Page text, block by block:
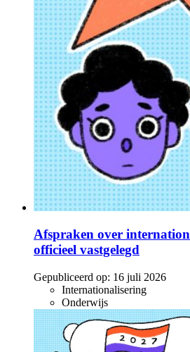
Afspraken over
officieel vastgelegd
Gepubliceerd op: 16 juli 2026
Internationalisering
Onderwijs